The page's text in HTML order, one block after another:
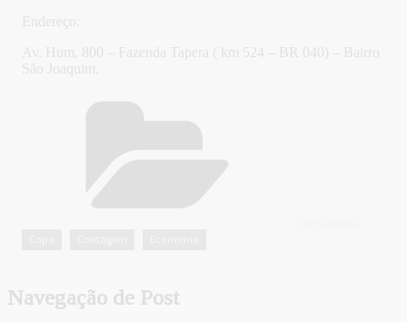
Endereço:
Av. Hum, 800 – Fazenda Tapera ( km 524 – BR 040) – Bairro
São Joaquim.
Navegação de Post